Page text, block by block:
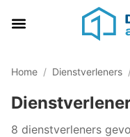
Home / Dienstverleners
8 dienstverleners